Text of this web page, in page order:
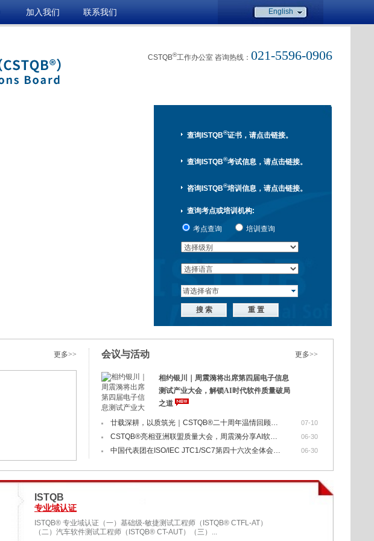
加入我们 联系我们 English
CSTQB®工作办公室 咨询热线： 021-5596-0906
查询ISTQB®证书，请点击链接。
查询ISTQB®考试信息，请点击链接。
咨询ISTQB®培训信息，请点击链接。
查询考点或培训机构:
考点查询 培训查询
更多>> 更多>>
会议与活动
相约银川｜周震漪将出席第四届电子信息
测试产业大会，解锁AI时代软件质量破局
之道
07-10
廿载深耕，以质筑光｜CSTQB®二十周年温情回顾：岁月为证，同行皆荣光
06-30
CSTQB®亮相亚洲联盟质量大会，周震漪分享AI软件质量前沿实践
06-30
中国代表团在ISO/IEC JTC1/SC7第四十六次全体会议上取得多项成果
ISTQB
专业域认证
ISTQB® 专业域认证（一）基础级-敏捷测试工程师（ISTQB® CTFL-AT）
（二）汽车软件测试工程师（ISTQB® CT-AUT）（三）...